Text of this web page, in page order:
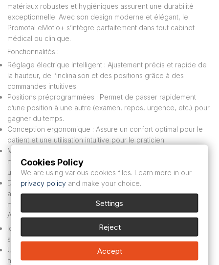
matériaux robustes et hygiéniques assurent une durabilité
exceptionnelle. Avec son design moderne et élégant, le
Promotal eMotio+ s’intègre parfaitement dans tout cabinet
médical ou clinique.
Fonctionnalités :
Réglage électrique intelligent : Ajustement précis et rapide de
la hauteur, de l’inclinaison et des positions grâce à des
commandes intuitives.
Positions préprogrammées : Permet de passer rapidement
d’une position à une autre (examen, repos, urgence, etc.) pour
gagner du temps.
Conception ergonomique : Assure un confort optimal pour le
patient et une utilisation intuitive pour le praticien.
Matériaux robustes et hygiéniques : Fabriqué avec des
matériaux de haute qualité, faciles à nettoyer et conçus pour
une utilisation intensive.
Design moderne et compact : Optimise l’espace tout en
apportant une touche esthétique aux environnements
médicaux.
Applications :
Idéal pour les consultations médicales générales et
spécialisées.
Utilisation dans les cabinets médicaux, cliniques et services
hospitaliers.
Cookies Policy
We are using various cookies files. Learn more in our
privacy policy and make your choice.
Settings
Reject
Accept